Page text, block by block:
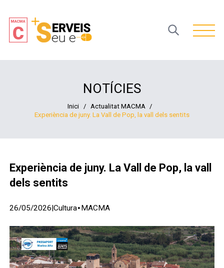
Open
NOTÍCIES
Inici / Actualitat MACMA
/
Experiència de juny. La Vall de Pop, la vall dels sentits
Experiència de juny. La Vall de Pop, la vall
dels sentits
26/05/2026 Cultura· MACMA